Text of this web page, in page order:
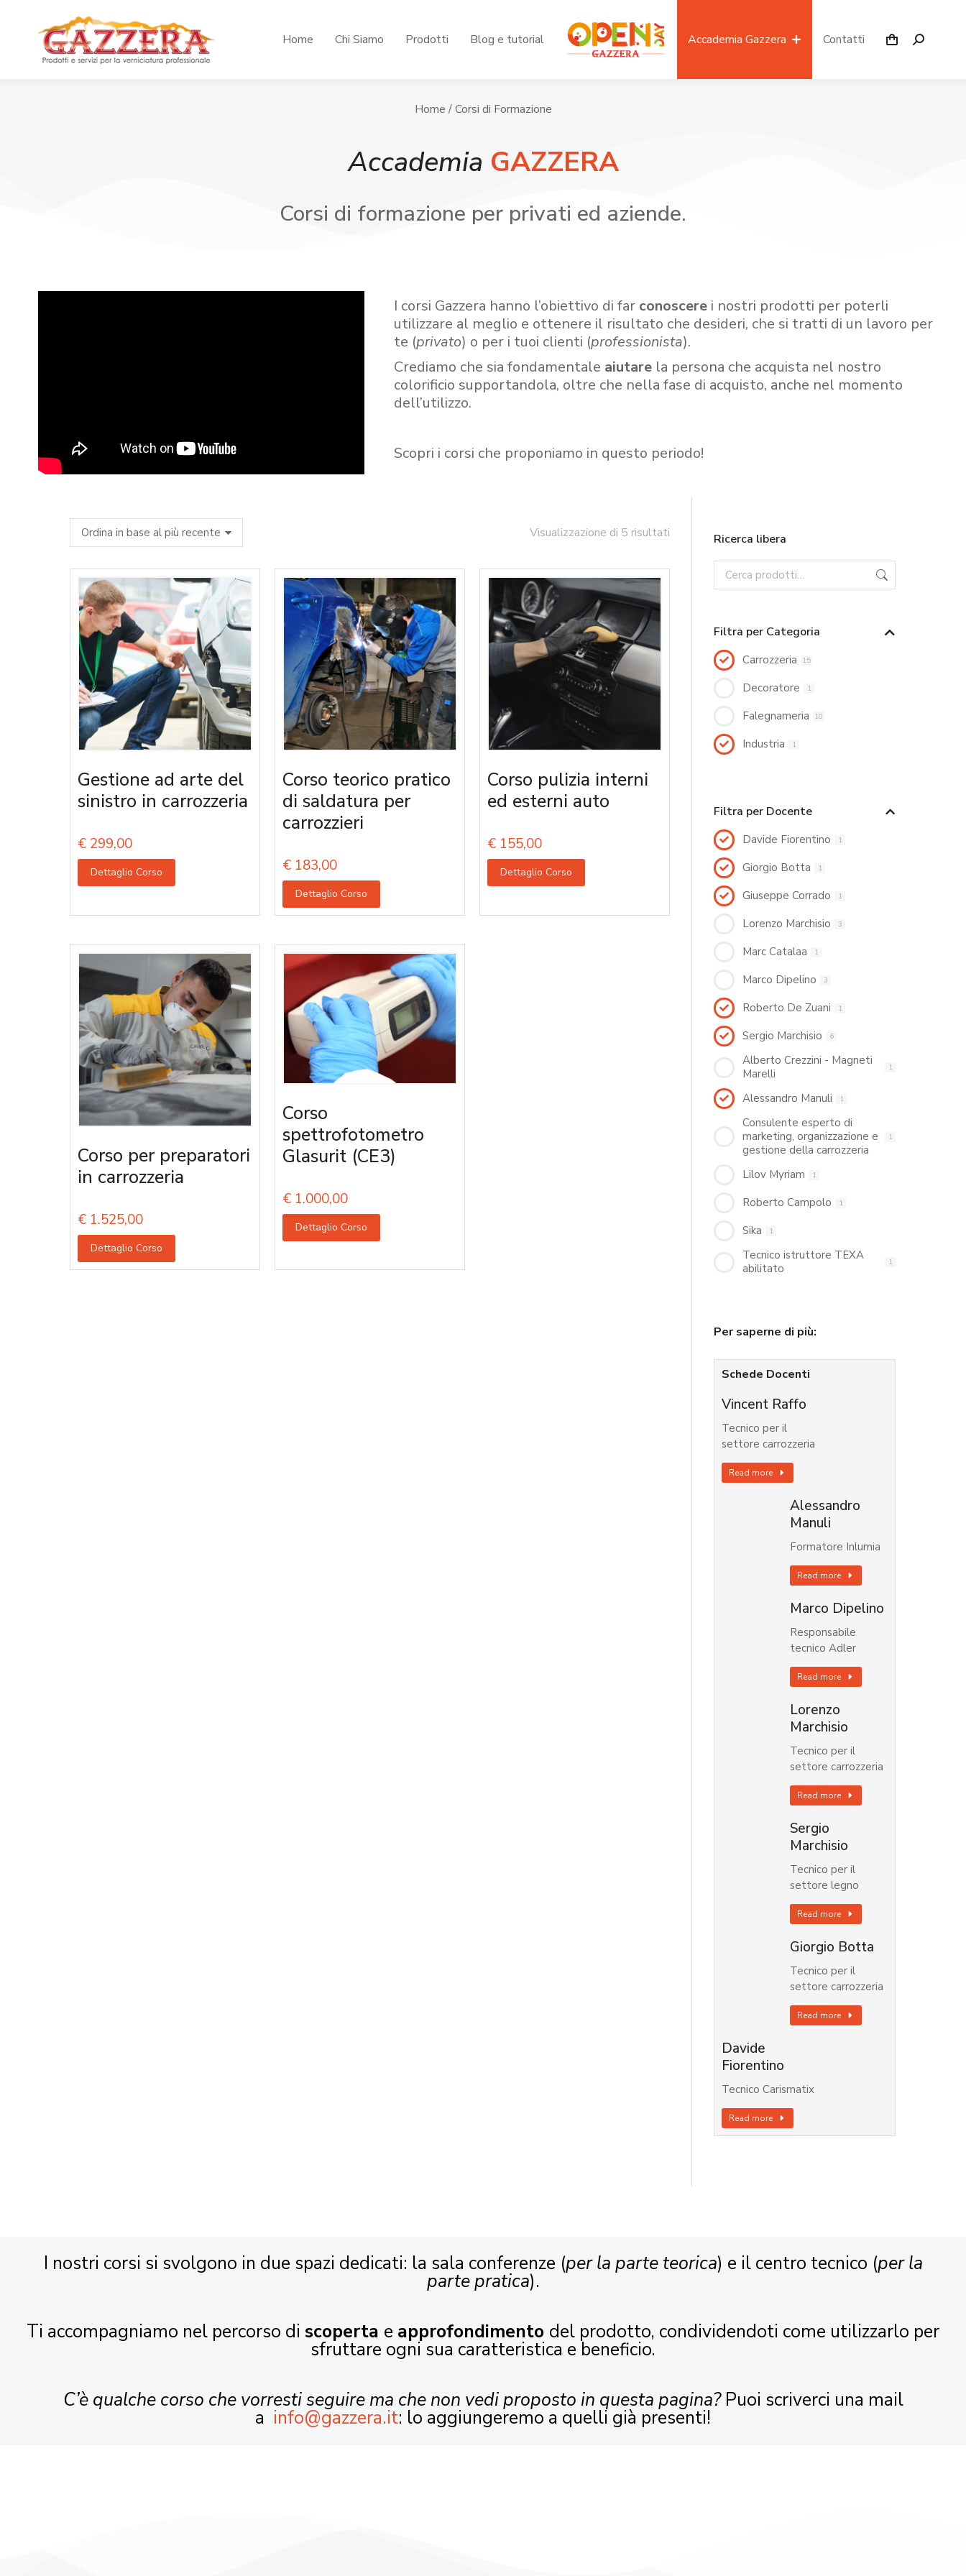
Home Chi Siamo Prodotti Blog e tutorial Accademia Gazzera Contatti
Home / Corsi di Formazione
Accademia GAZZERA
Corsi di formazione per privati ed aziende.
I corsi Gazzera hanno l’obiettivo di far conoscerei nostri prodotti per poterli
utilizzare al meglio e ottenere il risultato che desideri, che si tratti di un lavoro per
te (privato) o per i tuoi clienti (professionista).
Crediamo che sia fondamentale aiutare la persona che acquista nel nostro
colorificio supportandola, oltre che nella fase di acquisto, anche nel momento
dell’utilizzo.
Scopri i corsi che proponiamo in questo periodo!
Visualizzazione di 5 risultati
Gestione ad arte del
sinistro in carrozzeria
€ 299,00
Dettaglio Corso
Corso teorico pratico
di saldatura per
carrozzieri
€ 183,00
Dettaglio Corso
Corso pulizia interni
ed esterni auto
€ 155,00
Dettaglio Corso
Corso per preparatori
in carrozzeria
€ 1.525,00
Dettaglio Corso
Corso
spettrofotometro
Glasurit (CE3)
€ 1.000,00
Dettaglio Corso
Ricerca libera
Filtra per Categoria
Carrozzeria 15
Decoratore 1
Falegnameria 10
Industria 1
Filtra per Docente
Davide Fiorentino 1
Giorgio Botta 1
Giuseppe Corrado 1
Lorenzo Marchisio 3
Marc Catalaa 1
Marco Dipelino 3
Roberto De Zuani 1
Sergio Marchisio 6
Alberto Crezzini - Magneti
Marelli
1
Alessandro Manuli 1
Consulente esperto di
marketing, organizzazione e
gestione della carrozzeria
1
Lilov Myriam 1
Roberto Campolo 1
Sika 1
Tecnico istruttore TEXA
abilitato
1
Per saperne di più:
Schede Docenti
Vincent Raffo
Tecnico per il
settore carrozzeria
Read more
Alessandro
Manuli
Formatore Inlumia
Read more
Marco Dipelino
Responsabile
tecnico Adler
Read more
Lorenzo
Marchisio
Tecnico per il
settore carrozzeria
Read more
Sergio
Marchisio
Tecnico per il
settore legno
Read more
Giorgio Botta
Tecnico per il
settore carrozzeria
Read more
Davide
Fiorentino
Tecnico Carismatix
Read more
I nostri corsi si svolgono in due spazi dedicati: la sala conferenze (per la parte teorica) e il centro tecnico (per la
parte pratica).
Ti accompagniamo nel percorso di scoperta e approfondimento del prodotto, condividendoti come utilizzarlo per
sfruttare ogni sua caratteristica e beneficio.
C’è qualche corso che vorresti seguire ma che non vedi proposto in questa pagina?Puoi scriverci una mail
a info@gazzera.it: lo aggiungeremo a quelli già presenti!